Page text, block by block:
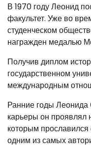
В 1970 году Леонид
факультет. Уже во
студенческом
награжден медалью
Получив диплом
государственном
международным
Ранние годы Леонида
карьеры он проявлял
которым прославился
одним из самых